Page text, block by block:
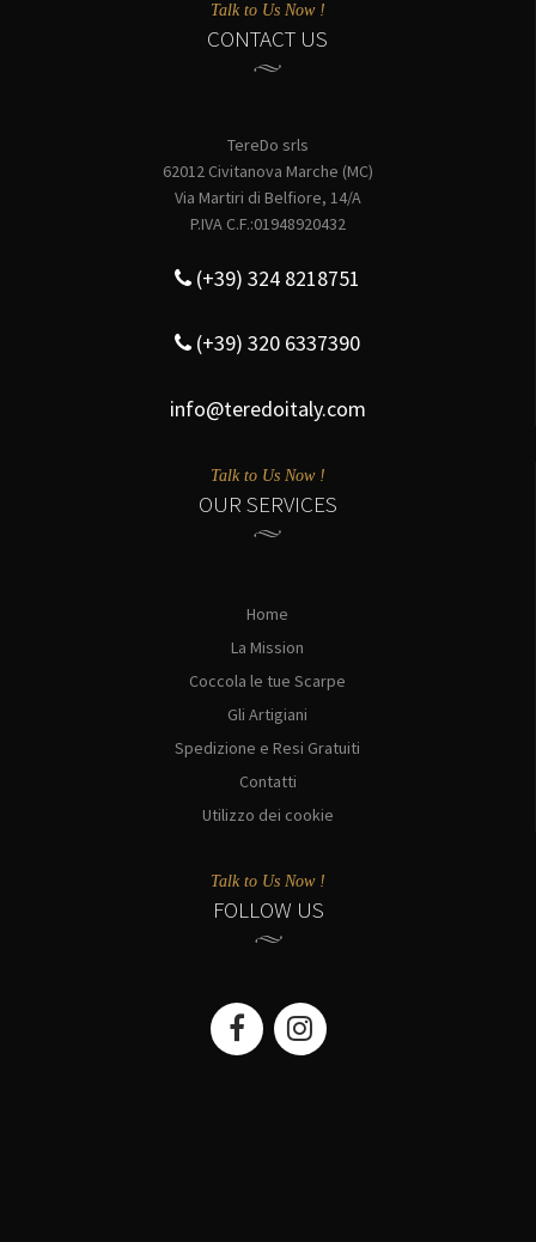
Talk to Us Now !
CONTACT US
TereDo srls
62012 Civitanova Marche (MC)
Via Martiri di Belfiore, 14/A
P.IVA C.F.:01948920432
(+39) 324 8218751
(+39) 320 6337390
info@teredoitaly.com
Talk to Us Now !
OUR SERVICES
Home
La Mission
Coccola le tue Scarpe
Gli Artigiani
Spedizione e Resi Gratuiti
Contatti
Utilizzo dei cookie
Talk to Us Now !
FOLLOW US